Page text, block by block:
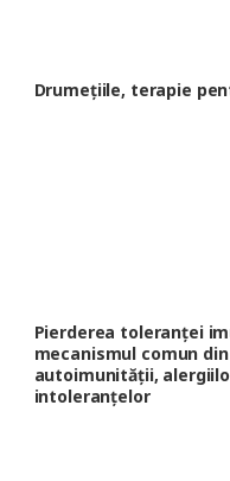
Drumețiile, terapie
Pierderea toleranței
mecanismul comun
autoimunității,
intoleranțelor